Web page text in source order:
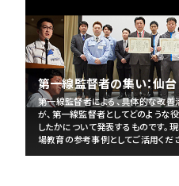
HR Camp
人事領域の今と未来を担うCXOクラ
階層を超えた議論を通じて、各社
視点を得るなど、人事の未来につ
く機会を提供します。
第一線監督者の集い：仙台
第一線監督者による、具体的な改
が、第一線監督者としてどのような
したかについて発表するものです。
場教育の参考事例としてご活用くだ
スマートライフ＋サミット
急速に進む労働人口の減少（20年
「2040年の地域医療」を守り抜くた
るのか。各分野のエキスパートによる
第一線監督者の集い：福岡
第一線監督者による、具体的な改
が、第一線監督者としてどのような
したかについて発表するものです。
場教育の参考事例としてご活用くだ
第一線監督者の集い：名古
第一線監督者による、具体的な改
が、第一線監督者としてどのような
したかについて発表するものです。
場教育の参考事例としてご活用くだ